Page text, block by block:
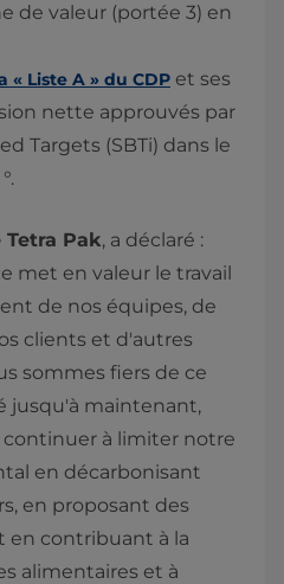
de valeur (portée 3) en
Liste A » du CDP et ses
nette approuvés par
Targets (SBTi) dans le
Tetra Pak, a déclaré :
met en valeur le travail
de nos équipes, de
clients et d'autres
sommes fiers de ce
jusqu'à maintenant,
à limiter notre
en décarbonisant
en proposant des
en contribuant à la
alimentaires et à